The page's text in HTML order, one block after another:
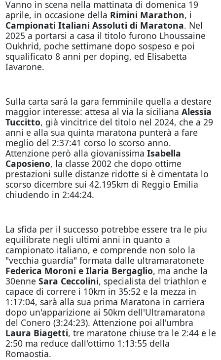
Vanno in scena nella mattinata di domenica 19
aprile, in occasione della Rimini Marathon, i
Campionati Italiani Assoluti di Maratona. Nel
2025 a portarsi a casa il titolo furono Lhoussaine
Oukhrid, poche settimane dopo sospeso e poi
squalificato 8 anni per doping, ed Elisabetta
Iavarone.
Sulla carta sarà la gara femminile quella a destare
maggior interesse: attesa al via la siciliana Alessia
Tuccitto, già vincitrice del titolo nel 2024, che a 29
anni e alla sua quinta maratona punterà a fare
meglio del 2:37:41 corso lo scorso anno.
Attenzione però alla giovanissima Isabella
Caposieno, la classe 2002 che dopo ottime
prestazioni sulle distanze ridotte si è cimentata lo
scorso dicembre sui 42.195km di Reggio Emilia
chiudendo in 2:44:24.
La sfida per il successo potrebbe essere tra le piu
equilibrate negli ultimi anni in quanto a
campionato italiano, e comprende non solo la
"vecchia guardia" formata dalle ultramaratonete
Federica Moroni e Ilaria Bergaglio, ma anche la
30enne Sara Ceccolini, specialista del triathlon e
capace di correre i 10km in 35:52 e la mezza in
1:17:04, sarà alla sua prima Maratona in carriera
dopo un'apparizione ai 50km dell'Ultramaratona
del Conero (3:24:23). Attenzione poi all'umbra
Laura Biagetti, tre maratone chiuse tra le 2:44 e le
2:50 ma reduce dall'ottimo 1:13:55 della
Romaostia.